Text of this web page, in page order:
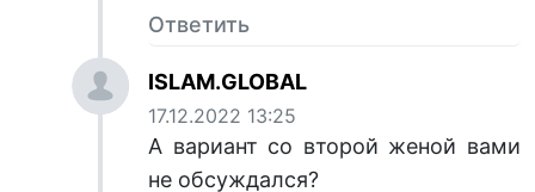
Ответить
ISLAM.GLOBAL
17.12.2022 13:25
А вариант со второй женой вами
не обсуждался?